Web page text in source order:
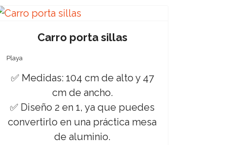
Carro porta sillas
Playa
✅ Medidas: 104 cm de alto y 47
cm de ancho.
✅ Diseño 2 en 1, ya que puedes
convertirlo en una práctica mesa
de aluminio.